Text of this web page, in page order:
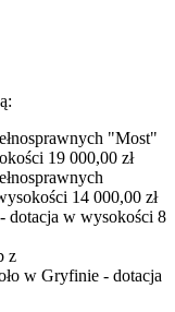
"Most"
19 000,00 zł
14 000,00 zł
dotacja w wysokości 8
z
w Gryfinie - dotacja